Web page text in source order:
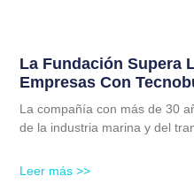
La Fundación Supera
Empresas Con
La compañía con más de 30
de la industria marina y del
Leer más >>